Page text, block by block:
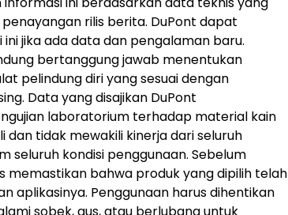
rilis berita. DuPont dapat
jika ada data dan pengalaman baru.
bertanggung jawab menentukan
pelindung diri yang sesuai dengan
Data yang disajikan DuPont
laboratorium terhadap material kain
dan tidak mewakili kinerja dari seluruh
seluruh kondisi penggunaan. Sebelum
memastikan bahwa produk yang dipilih telah
aplikasinya. Penggunaan harus dihentikan
sobek, aus, atau berlubang untuk